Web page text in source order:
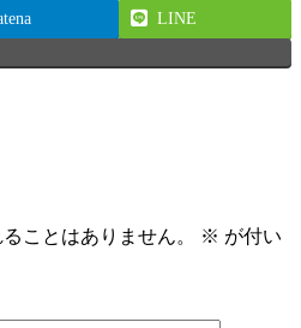
LINE
ことはありません。 ※ が付い